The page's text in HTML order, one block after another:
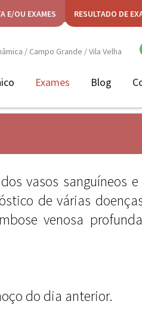
E/OU EXAMES RESULTADO DE
/ Campo Grande / Vila Velha
Exames Blog
vasos sanguíneos
de várias
venosa
do dia anterior.